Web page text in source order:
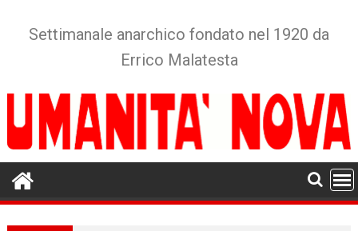
Settimanale anarchico fondato nel 1920 da
Errico Malatesta